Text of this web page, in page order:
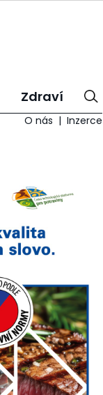
Zdraví
O nás Inzerce